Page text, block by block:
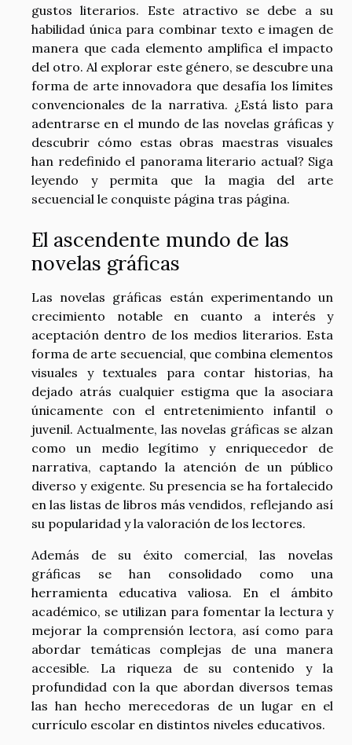
gustos literarios. Este atractivo se debe a su
habilidad única para combinar texto e imagen de
manera que cada elemento amplifica el impacto
del otro. Al explorar este género, se descubre una
forma de arte innovadora que desafía los límites
convencionales de la narrativa. ¿Está listo para
adentrarse en el mundo de las novelas gráficas y
descubrir cómo estas obras maestras visuales
han redefinido el panorama literario actual? Siga
leyendo y permita que la magia del arte
secuencial le conquiste página tras página.
El ascendente mundo de las
novelas gráficas
Las novelas gráficas están experimentando un
crecimiento notable en cuanto a interés y
aceptación dentro de los medios literarios. Esta
forma de arte secuencial, que combina elementos
visuales y textuales para contar historias, ha
dejado atrás cualquier estigma que la asociara
únicamente con el entretenimiento infantil o
juvenil. Actualmente, las novelas gráficas se alzan
como un medio legítimo y enriquecedor de
narrativa, captando la atención de un público
diverso y exigente. Su presencia se ha fortalecido
en las listas de libros más vendidos, reflejando así
su popularidad y la valoración de los lectores.
Además de su éxito comercial, las novelas
gráficas se han consolidado como una
herramienta educativa valiosa. En el ámbito
académico, se utilizan para fomentar la lectura y
mejorar la comprensión lectora, así como para
abordar temáticas complejas de una manera
accesible. La riqueza de su contenido y la
profundidad con la que abordan diversos temas
las han hecho merecedoras de un lugar en el
currículo escolar en distintos niveles educativos.